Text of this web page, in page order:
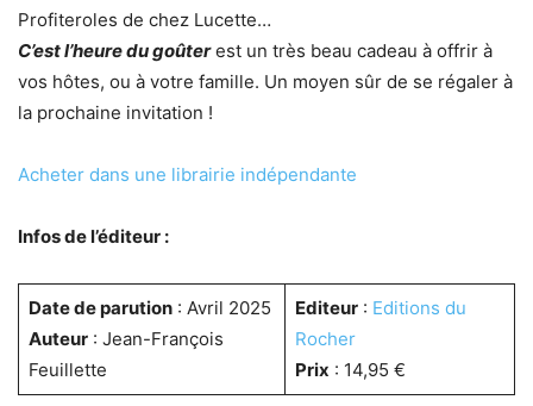
Profiteroles de chez Lucette…
C’est l’heure du goûterest un très beau cadeau à offrir à
vos hôtes, ou à votre famille. Un moyen sûr de se régaler à
la prochaine invitation !
Acheter dans une librairie indépendante
Infos de l’éditeur :
Date de parution: Avril 2025
Auteur: Jean-François
Feuillette
Editeur: Editions du
Rocher
Prix : 14,95 €